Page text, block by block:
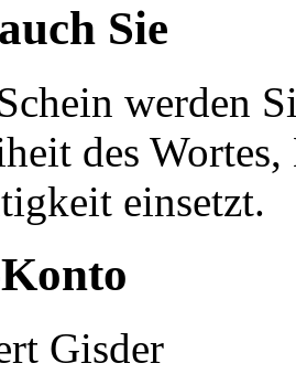
Sie
werden
des
einsetzt.
Gisder